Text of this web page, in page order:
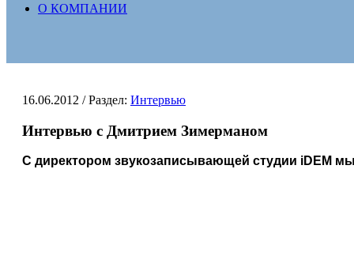
О КОМПАНИИ
16.06.2012 / Раздел: Интервью
Интервью с Дмитрием Зимерманом
С директором звукозаписывающей студии iDEM